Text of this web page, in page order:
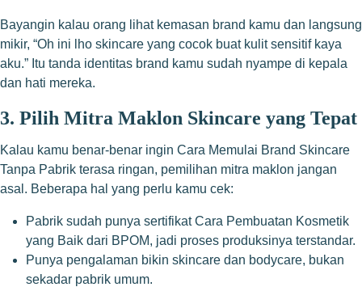
Bayangin kalau orang lihat kemasan brand kamu dan langsung
mikir, “Oh ini lho skincare yang cocok buat kulit sensitif kaya
aku.” Itu tanda identitas brand kamu sudah nyampe di kepala
dan hati mereka.
3. Pilih Mitra Maklon Skincare yang Tepat
Kalau kamu benar-benar ingin Cara Memulai Brand Skincare
Tanpa Pabrik terasa ringan, pemilihan mitra maklon jangan
asal. Beberapa hal yang perlu kamu cek:
Pabrik sudah punya sertifikat Cara Pembuatan Kosmetik
yang Baik dari BPOM, jadi proses produksinya terstandar.
Punya pengalaman bikin skincare dan bodycare, bukan
sekadar pabrik umum.